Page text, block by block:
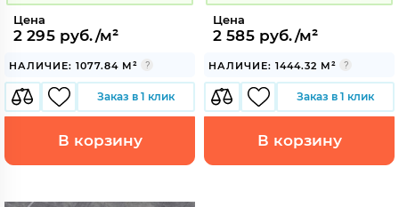
Цена
2 295 руб./м²
НАЛИЧИЕ: 1077.84 М²
Заказ в 1 клик
В корзину
Цена
2 585 руб./м²
НАЛИЧИЕ: 1444.32 М²
Заказ в 1 клик
В корзину